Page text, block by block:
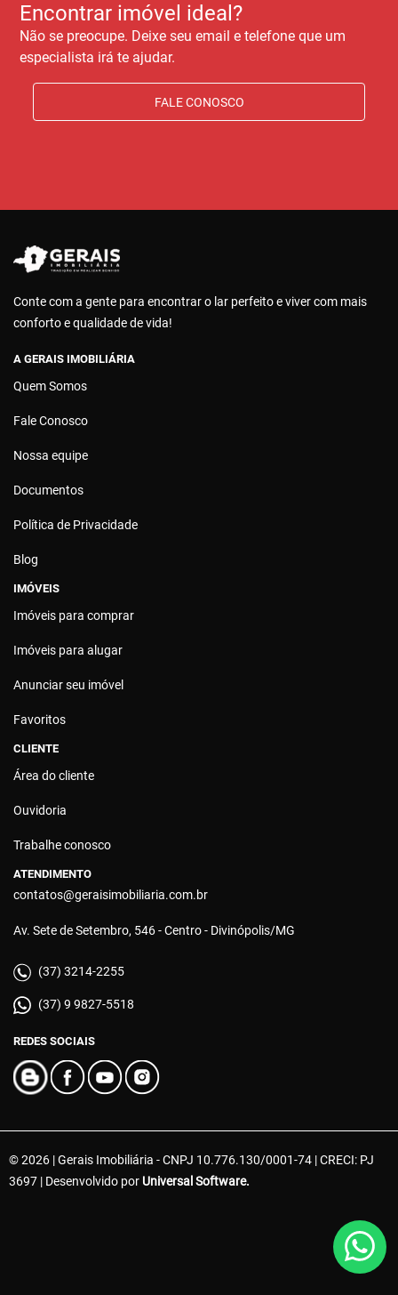
Encontrar imóvel ideal?
Não se preocupe. Deixe seu email e telefone que um
especialista irá te ajudar.
FALE CONOSCO
Conte com a gente para encontrar o lar perfeito e viver com mais
conforto e qualidade de vida!
A GERAIS IMOBILIÁRIA
Quem Somos
Fale Conosco
Nossa equipe
Documentos
Política de Privacidade
Blog
IMÓVEIS
Imóveis para comprar
Imóveis para alugar
Anunciar seu imóvel
Favoritos
CLIENTE
Área do cliente
Ouvidoria
Trabalhe conosco
ATENDIMENTO
contatos@geraisimobiliaria.com.br
Av. Sete de Setembro, 546 - Centro - Divinópolis/MG
(37) 3214-2255
(37) 9 9827-5518
REDES SOCIAIS
© 2026 | Gerais Imobiliária - CNPJ 10.776.130/0001-74 | CRECI: PJ
3697 | Desenvolvido por Universal Software.